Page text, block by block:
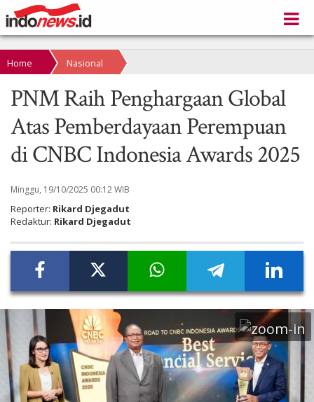
Home Nasional
PNM Raih Penghargaan Global
Atas Pemberdayaan Perempuan
di CNBC Indonesia Awards 2025
Minggu, 19/10/2025 00:12 WIB
Reporter: Rikard Djegadut
Redaktur: Rikard Djegadut